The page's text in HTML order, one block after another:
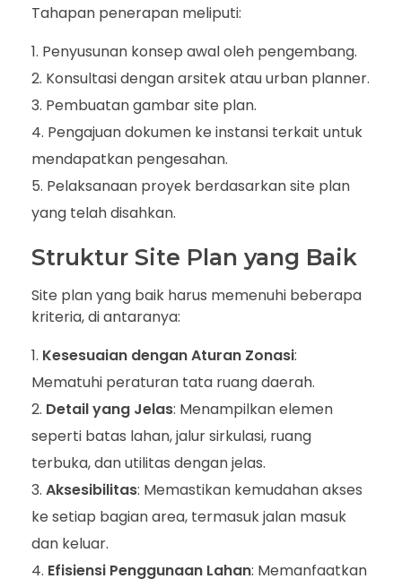
Tahapan penerapan meliputi:
Penyusunan konsep awal oleh pengembang.
Konsultasi dengan arsitek atau urban planner.
Pembuatan gambar site plan.
Pengajuan dokumen ke instansi terkait untuk
mendapatkan pengesahan.
Pelaksanaan proyek berdasarkan site plan
yang telah disahkan.
Struktur Site Plan yang Baik
Site plan yang baik harus memenuhi beberapa
kriteria, di antaranya:
Kesesuaian dengan Aturan Zonasi:
Mematuhi peraturan tata ruang daerah.
Detail yang Jelas: Menampilkan elemen
seperti batas lahan, jalur sirkulasi, ruang
terbuka, dan utilitas dengan jelas.
Aksesibilitas: Memastikan kemudahan akses
ke setiap bagian area, termasuk jalan masuk
dan keluar.
Efisiensi Penggunaan Lahan: Memanfaatkan